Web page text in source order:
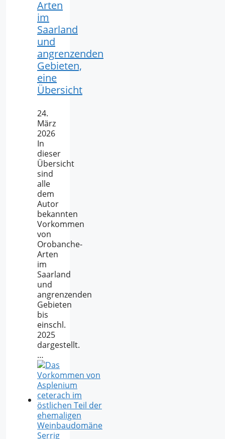
Arten
im
Saarland
und
angrenzenden
Gebieten,
eine
Übersicht
24.
März
2026
In
dieser
Übersicht
sind
alle
dem
Autor
bekannten
Vorkommen
von
Orobanche-
Arten
im
Saarland
und
angrenzenden
Gebieten
bis
einschl.
2025
dargestellt.
…